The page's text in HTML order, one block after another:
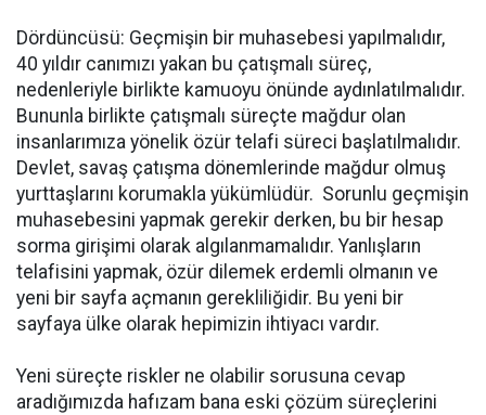
Dördüncüsü: Geçmişin bir muhasebesi yapılmalıdır,
40 yıldır canımızı yakan bu çatışmalı süreç,
nedenleriyle birlikte kamuoyu önünde aydınlatılmalıdır.
Bununla birlikte çatışmalı süreçte mağdur olan
insanlarımıza yönelik özür telafi süreci başlatılmalıdır.
Devlet, savaş çatışma dönemlerinde mağdur olmuş
yurttaşlarını korumakla yükümlüdür. Sorunlu geçmişin
muhasebesini yapmak gerekir derken, bu bir hesap
sorma girişimi olarak algılanmamalıdır. Yanlışların
telafisini yapmak, özür dilemek erdemli olmanın ve
yeni bir sayfa açmanın gerekliliğidir. Bu yeni bir
sayfaya ülke olarak hepimizin ihtiyacı vardır.
Yeni süreçte riskler ne olabilir sorusuna cevap
aradığımızda hafızam bana eski çözüm süreçlerini